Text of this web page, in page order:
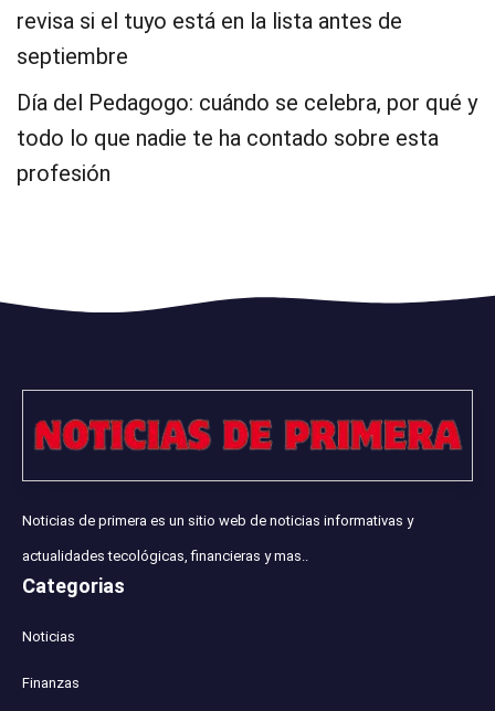
revisa si el tuyo está en la lista antes de
septiembre
Día del Pedagogo: cuándo se celebra, por qué y
todo lo que nadie te ha contado sobre esta
profesión
Noticias de primera es un sitio web de noticias informativas y
actualidades tecológicas, financieras y mas..
Categorias
Noticias
Finanzas